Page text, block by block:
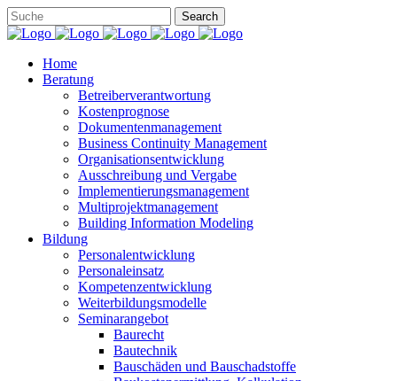
Home
Beratung
Betreiberverantwortung
Kostenprognose
Dokumentenmanagement
Business Continuity Management
Organisationsentwicklung
Ausschreibung und Vergabe
Implementierungsmanagement
Multiprojektmanagement
Building Information Modeling
Bildung
Personalentwicklung
Personaleinsatz
Kompetenzentwicklung
Weiterbildungsmodelle
Seminarangebot
Baurecht
Bautechnik
Bauschäden und Bauschadstoffe